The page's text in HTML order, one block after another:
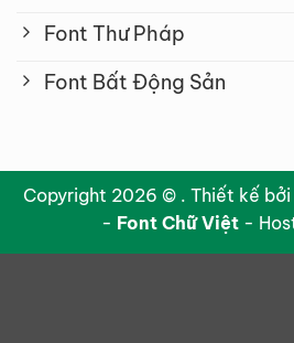
Font Thư Pháp
Font Bất Động Sản
Copyright 2026 © . Thiết kế bởi
- Font Chữ Việt-